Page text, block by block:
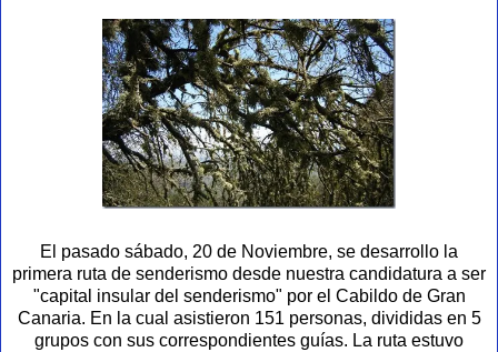
El pasado sábado, 20 de Noviembre, se desarrollo la
primera ruta de senderismo desde nuestra candidatura a ser
"capital insular del senderismo" por el Cabildo de Gran
Canaria. En la cual asistieron 151 personas, divididas en 5
grupos con sus correspondientes guías. La ruta estuvo